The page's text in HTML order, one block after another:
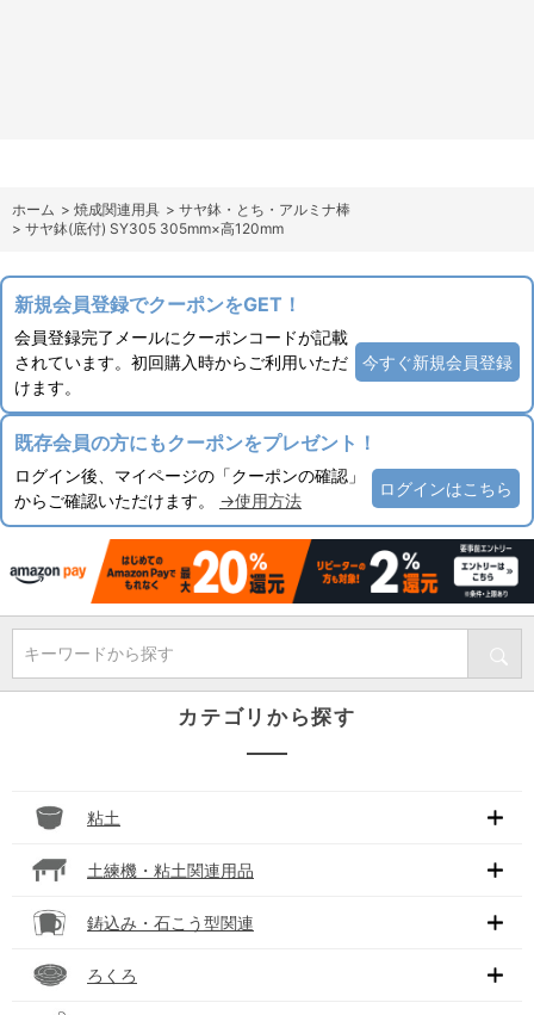
ホーム > 焼成関連用具 > サヤ鉢・とち・アルミナ棒
> サヤ鉢(底付) SY305 305mm×高120mm
新規会員登録でクーポンをGET！
会員登録完了メールにクーポンコードが記載
されています。初回購入時からご利用いただ
けます。
今すぐ新規会員登録
既存会員の方にもクーポンをプレゼント！
ログイン後、マイページの「クーポンの確認」
からご確認いただけます。 →使用方法
ログインはこちら
キーワードから探す
カテゴリから探す
粘土
土練機・粘土関連用品
鋳込み・石こう型関連
ろくろ